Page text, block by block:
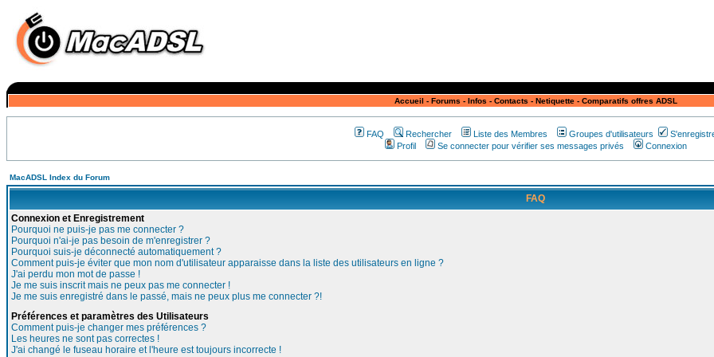
Accueil - Forums - Infos - Contacts - Netiquette- Comparatifs offres ADSL
FAQ Rechercher Liste des Membres Groupes d'utilisateurs
Profil
Se connecter pour vérifier ses messages privés Connexion
MacADSL Index du Forum
FAQ
Connexion et Enregistrement
Pourquoi ne puis-je pas me connecter ?
Pourquoi n'ai-je pas besoin de m'enregistrer ?
Pourquoi suis-je déconnecté automatiquement ?
Comment puis-je éviter que mon nom d'utilisateur apparaisse dans la liste des utilisateurs en ligne ?
J'ai perdu mon mot de passe !
Je me suis inscrit mais ne peux pas me connecter !
Je me suis enregistré dans le passé, mais ne peux plus me connecter ?!
Préférences et paramètres des Utilisateurs
Comment puis-je changer mes préférences ?
Les heures ne sont pas correctes !
J'ai changé le fuseau horaire et l'heure est toujours incorrecte !